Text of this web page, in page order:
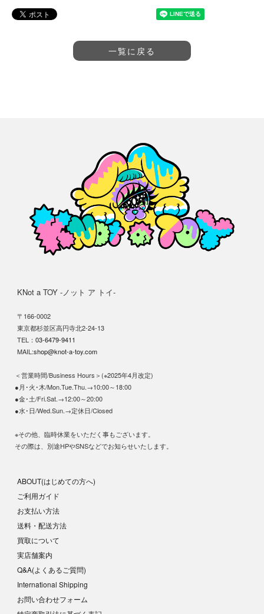
一覧に戻る
KNot a TOY -ノット ア トイ-
〒166-0002
東京都杉並区高円寺北2-24-13
TEL： 03-6479-9411
MAIL:shop@knot-a-toy.com
＜営業時間/Business Hours＞(※2025年4月改定)
●月･火･木/Mon.Tue.Thu.→10:00～18:00
●金･土/Fri.Sat.→12:00～20:00
●水･日/Wed.Sun.→定休日/Closed
※その他、臨時休業をいただく事もございます。
その際は、別途HPやSNSなどでお知らせいたします。
ABOUT(はじめての方へ)
ご利用ガイド
お支払い方法
送料・配送方法
買取について
実店舗案内
Q&A(よくあるご質問)
International Shipping
お問い合わせフォーム